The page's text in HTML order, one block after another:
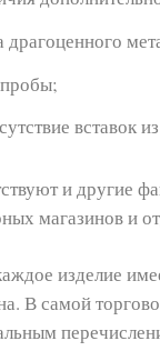
драгоценного
вставок
и другие
магазинов и
изделие
В самой